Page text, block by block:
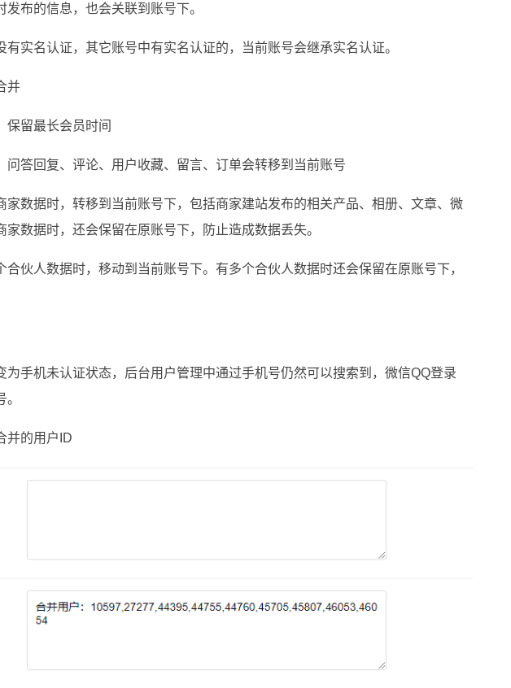
布的信息，也会关联到账号下。
实名认证，其它账号中有实名认证的，当前账号会继承实名认证。
并
保留最长会员时间
问答回复、评论、用户收藏、留言、订单会转移到当前账号
家数据时，转移到当前账号下，包括商家建站发布的相关产品、相册、文章、微
数据时，还会保留在原账号下，防止造成数据丢失。
伙人数据时，移动到当前账号下。有多个合伙人数据时还会保留在原账号下，
为手机未认证状态，后台用户管理中通过手机号仍然可以搜索到，微信QQ登录
并的用户ID